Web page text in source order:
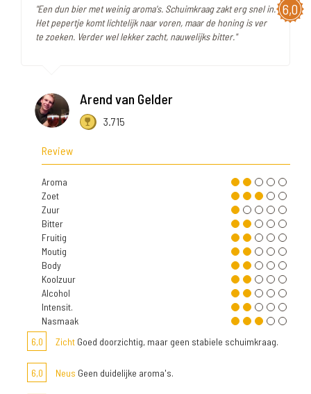
6,0
"Een dun bier met weinig aroma's. Schuimkraag zakt erg snel in.
Het pepertje komt lichtelijk naar voren, maar de honing is ver
te zoeken. Verder wel lekker zacht, nauwelijks bitter."
Arend van Gelder
3.715
Review
Aroma
Zoet
Zuur
Bitter
Fruitig
Moutig
Body
Koolzuur
Alcohol
Intensit.
Nasmaak
6,0
Zicht Goed doorzichtig, maar geen stabiele schuimkraag.
6,0 Neus Geen duidelijke aroma's.